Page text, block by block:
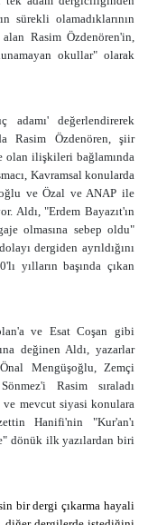
sürekli olamadıklarının
Rasim Özdenören'in,
okullar" olarak
adamı' değerlendirerek
Rasim Özdenören, şiir
olan ilişkileri bağlamında
Kavramsal konularda
ve Özal ve ANAP ile
Aldı, "Erdem Bayazıt'ın
olmasına sebep oldu"
dergiden ayrıldığını
yılların başında çıkan
ve Esat Coşan gibi
değinen Aldı, yazarlar
Mengüşoğlu, Zemçi
Rasim sıraladı
ve mevcut siyasi konulara
Hanifi'nin "Kur'an'ı
dönük ilk yazılardan biri
bir dergi çıkarma hayali